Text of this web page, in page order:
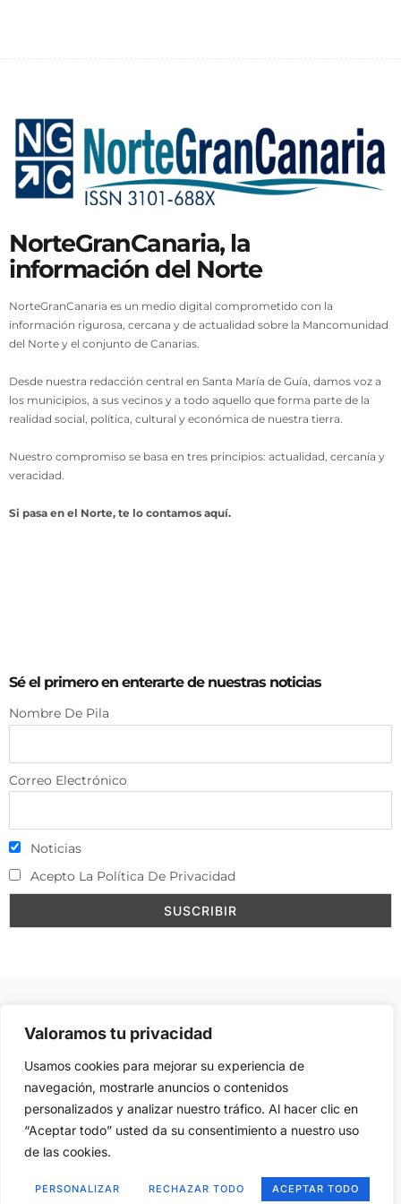
Valoramos tu privacidad
Usamos cookies para mejorar su experiencia de
navegación, mostrarle anuncios o contenidos
personalizados y analizar nuestro tráfico. Al hacer clic en
“Aceptar todo” usted da su consentimiento a nuestro uso
de las cookies.
PERSONALIZAR RECHAZAR TODO ACEPTAR TODO
NorteGranCanaria, la
información del Norte
NorteGranCanaria es un medio digital comprometido con la
información rigurosa, cercana y de actualidad sobre la Mancomunidad
del Norte y el conjunto de Canarias.
Desde nuestra redacción central en Santa María de Guía, damos voz a
los municipios, a sus vecinos y a todo aquello que forma parte de la
realidad social, política, cultural y económica de nuestra tierra.
Nuestro compromiso se basa en tres principios: actualidad, cercanía y
veracidad.
Si pasa en el Norte, te lo contamos aquí.
Sé el primero en enterarte de nuestras noticias
Nombre De Pila
Correo Electrónico
Noticias
Acepto La Política De Privacidad
Aviso Legal Política de Cookies
Publicidad
Copyright © 2008, Reservados todos los derechos, Web
creada y ubicada en